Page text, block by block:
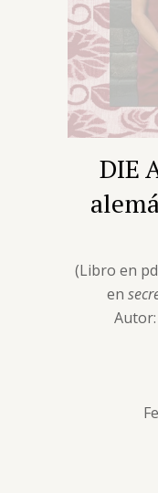
DIE
(Libro en
en